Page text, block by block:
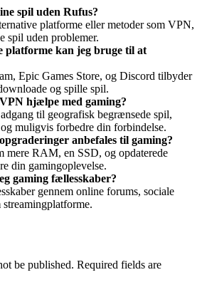
spil uden Rufus?
platforme eller metoder som VPN,
spil uden problemer.
platforme kan jeg bruge til at
Epic Games Store, og Discord tilbyder
og spille spil.
hjælpe med gaming?
til geografisk begrænsede spil,
muligvis forbedre din forbindelse.
anbefales til gaming?
mere RAM, en SSD, og opdaterede
din gamingoplevelse.
gaming fællesskaber?
gennem online forums, sociale
be published. Required fields are